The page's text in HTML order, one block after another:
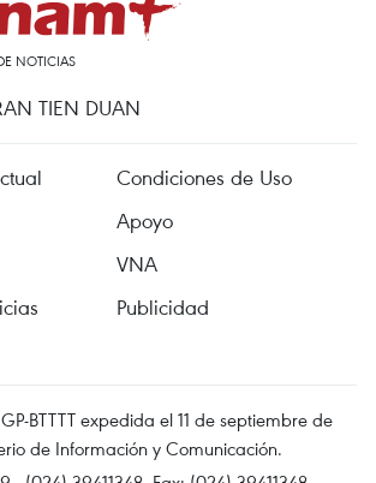
NOTICIAS
TIEN DUAN
Condiciones de Uso
Apoyo
VNA
Publicidad
BTTTT expedida el 11 de septiembre de
de Información y Comunicación.